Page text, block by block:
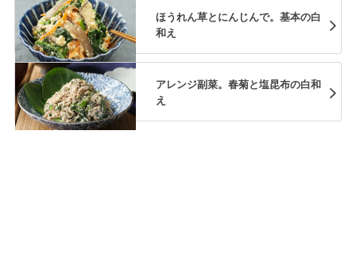
ほうれん草とにんじんで。基本の白
和え
アレンジ副菜。春菊と塩昆布の白和
え